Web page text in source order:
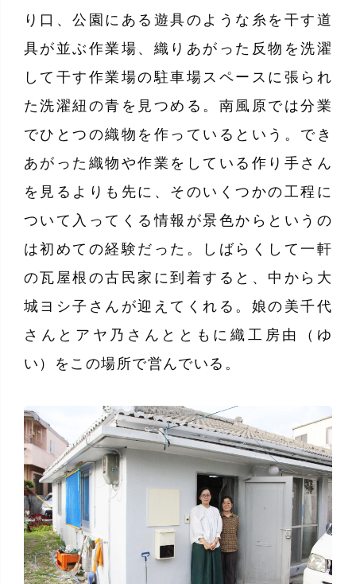
り口、公園にある遊具のような糸を干す道
具が並ぶ作業場、織りあがった反物を洗濯
して干す作業場の駐車場スペースに張られ
た洗濯紐の青を見つめる。南風原では分業
でひとつの織物を作っているという。でき
あがった織物や作業をしている作り手さん
を見るよりも先に、そのいくつかの工程に
ついて入ってくる情報が景色からというの
は初めての経験だった。しばらくして一軒
の瓦屋根の古民家に到着すると、中から大
城ヨシ子さんが迎えてくれる。娘の美千代
さんとアヤ乃さんとともに織工房由（ゆ
い）をこの場所で営んでいる。